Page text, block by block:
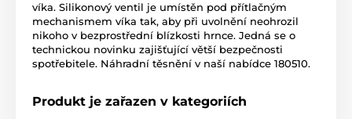
víka. Silikonový ventil je umístěn pod přítlačným
mechanismem víka tak, aby při uvolnění neohrozil
nikoho v bezprostřední blízkosti hrnce. Jedná se o
technickou novinku zajišťující větší bezpečnosti
spotřebitele. Náhradní těsnění v naší nabídce 180510.
Produkt je zařazen v kategoriích